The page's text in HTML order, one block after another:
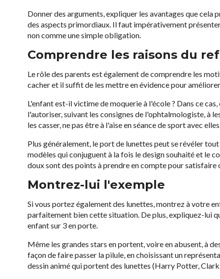
Donner des arguments, expliquer les avantages que
des aspects primordiaux. Il faut impérativement
non comme une simple obligation.
Comprendre les raisons du
Le rôle des parents est également de comprendre les
cacher et il suffit de les mettre en évidence pour
L'enfant est-il victime de moquerie à l'école ? Dans ce
l'autoriser, suivant les consignes de l'ophtalmologiste, à
les casser, ne pas être à l'aise en séance de sport avec
Plus généralement, le port de lunettes peut se révéler
modèles qui conjuguent à la fois le design souhaité et le
doux sont des points à prendre en compte pour satisfaire
Montrez-lui l'exemple
Si vous portez également des lunettes, montrez à votre
parfaitement bien cette situation. De plus, expliquez-lui
enfant sur 3 en porte.
Même les grandes stars en portent, voire en abusent, à
façon de faire passer la pilule, en choisissant un
dessin animé qui portent des lunettes (Harry Potter,